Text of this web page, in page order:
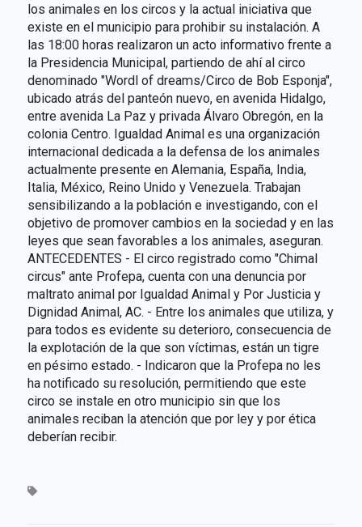
los animales en los circos y la actual iniciativa que
existe en el municipio para prohibir su instalación. A
las 18:00 horas realizaron un acto informativo frente a
la Presidencia Municipal, partiendo de ahí al circo
denominado "Wordl of dreams/Circo de Bob Esponja",
ubicado atrás del panteón nuevo, en avenida Hidalgo,
entre avenida La Paz y privada Álvaro Obregón, en la
colonia Centro. Igualdad Animal es una organización
internacional dedicada a la defensa de los animales
actualmente presente en Alemania, España, India,
Italia, México, Reino Unido y Venezuela. Trabajan
sensibilizando a la población e investigando, con el
objetivo de promover cambios en la sociedad y en las
leyes que sean favorables a los animales, aseguran.
ANTECEDENTES - El circo registrado como "Chimal
circus" ante Profepa, cuenta con una denuncia por
maltrato animal por Igualdad Animal y Por Justicia y
Dignidad Animal, AC. - Entre los animales que utiliza, y
para todos es evidente su deterioro, consecuencia de
la explotación de la que son víctimas, están un tigre
en pésimo estado. - Indicaron que la Profepa no les
ha notificado su resolución, permitiendo que este
circo se instale en otro municipio sin que los
animales reciban la atención que por ley y por ética
deberían recibir.